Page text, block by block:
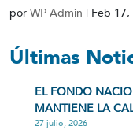
por WP Admin | Feb 17,
Últimas
EL FONDO
MANTIENE LA
27 julio, 2026